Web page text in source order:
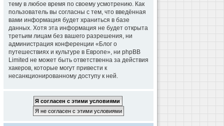
тему в любое время по своему усмотрению. Как
пользователь вы согласны с тем, что введённая
вами информация будет храниться в базе
данных. Хотя эта информация не будет открыта
третьим лицам без вашего разрешения, ни
администрация конференции «Блог о
путешествиях и культуре в Европе», ни phpBB
Limited не может быть ответственна за действия
хакеров, которые могут привести к
несанкционированному доступу к ней.